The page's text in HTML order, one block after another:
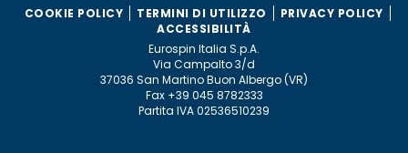
COOKIE POLICY TERMINI DI UTILIZZO
PRIVACY POLICY
ACCESSIBILITÀ
Eurospin Italia S.p.A.
Via Campalto 3/d
37036 San Martino Buon Albergo (VR)
Fax +39 045 8782333
Partita IVA 02536510239